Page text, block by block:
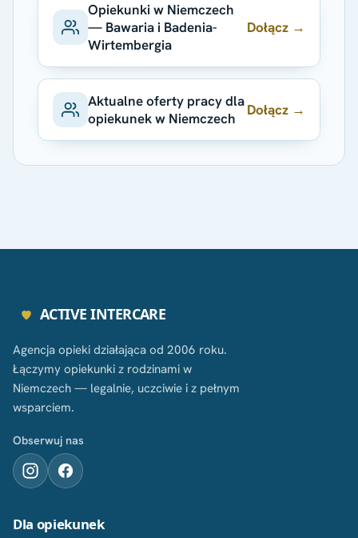
Opiekunki w Niemczech
— Bawaria i Badenia-
Wirtembergia
Dołącz →
Aktualne oferty pracy dla
opiekunek w Niemczech
Dołącz →
ACTIVE INTERCARE
Agencja opieki działająca od 2006 roku.
Łączymy opiekunki z rodzinami w
Niemczech — legalnie, uczciwie i z pełnym
wsparciem.
Obserwuj nas
Dla opiekunek